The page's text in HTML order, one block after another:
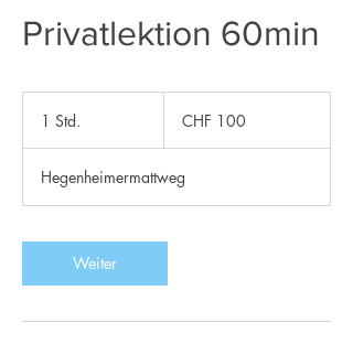
Privatlektion 60min
1 Std.
d
Franken
CHF 100
Hegenheimermattweg
Weiter